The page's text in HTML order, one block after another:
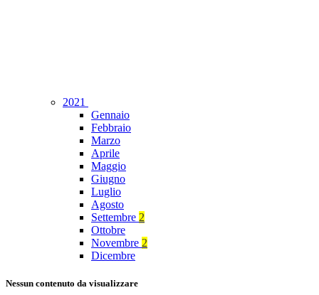
2021
Gennaio
Febbraio
Marzo
Aprile
Maggio
Giugno
Luglio
Agosto
Settembre 2
Ottobre
Novembre 2
Dicembre
Nessun contenuto da visualizzare